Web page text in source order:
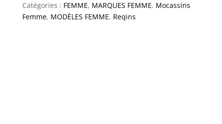
Catégories : FEMME, MARQUES FEMME, Mocassins
Femme, MODÈLES FEMME, Reqins